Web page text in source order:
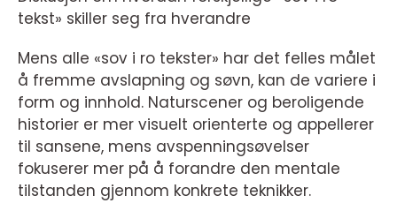
tekst» skiller seg fra hverandre
Mens alle «sov i ro tekster» har det felles målet
å fremme avslapning og søvn, kan de variere i
form og innhold. Naturscener og beroligende
historier er mer visuelt orienterte og appellerer
til sansene, mens avspenningsøvelser
fokuserer mer på å forandre den mentale
tilstanden gjennom konkrete teknikker.